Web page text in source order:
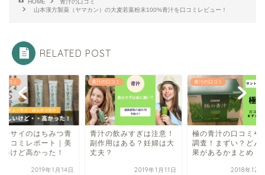
HOME
青汁の口コミ
山本漢方製薬（ヤマカン）の大麦若葉粉末100%青汁を口コミレビュー！
RELATED POST
口コミ
ーサイのはちみつ青
口コミレポート｜美
いけど高かった！
2019年1月14日
青汁の口コミ
青汁の飲みすぎは注意！
副作用はある？妊婦は大
丈夫？
2019年1月11日
青汁の口コミ
極の青汁の口コミや
調査！まずい？どん
果があるかまとめ！
2018年12